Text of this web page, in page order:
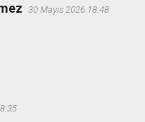
30 Mayıs 2026 18:48